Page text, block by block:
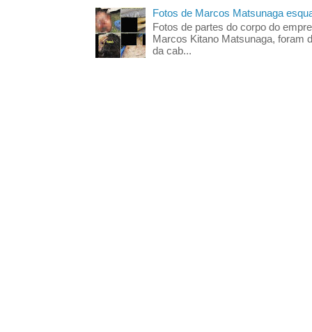
Fotos de Marcos Matsunaga
Fotos de partes do corpo do
Marcos Kitano Matsunaga, foram
da cab...